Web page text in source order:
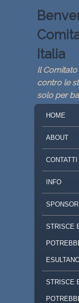
Italia
Il
contro le
solo per
VAI AL
VAI AL
HOME
ABOUT
CONTATTI
INFO
SPONSOR
STRISCE
STRISCE